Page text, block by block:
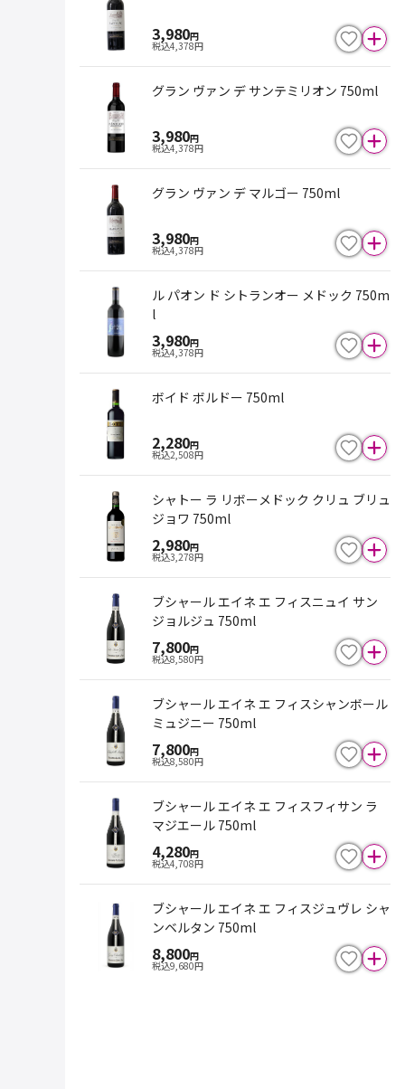
3,980円
税込4,378円
グラン ヴァン デ サンテミリオン 750ml
3,980円
税込4,378円
グラン ヴァン デ マルゴー 750ml
3,980円
税込4,378円
ル パオン ド シトランオー メドック 750m
l
3,980円
税込4,378円
ボイド ボルドー 750ml
2,280円
税込2,508円
シャトー ラ リボーメドック クリュ ブリュ
ジョワ 750ml
2,980円
税込3,278円
ブシャール エイネ エ フィスニュイ サン
ジョルジュ 750ml
7,800円
税込8,580円
ブシャール エイネ エ フィスシャンボール
ミュジニー 750ml
7,800円
税込8,580円
ブシャール エイネ エ フィスフィサン ラ
マジエール 750ml
4,280円
税込4,708円
ブシャール エイネ エ フィスジュヴレ シャ
ンベルタン 750ml
8,800円
税込9,680円